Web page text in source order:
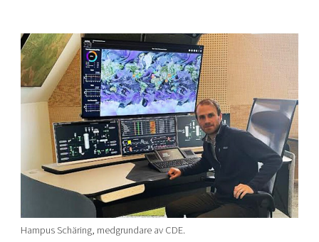
Hampus Schäring, medgrundare av CDE.